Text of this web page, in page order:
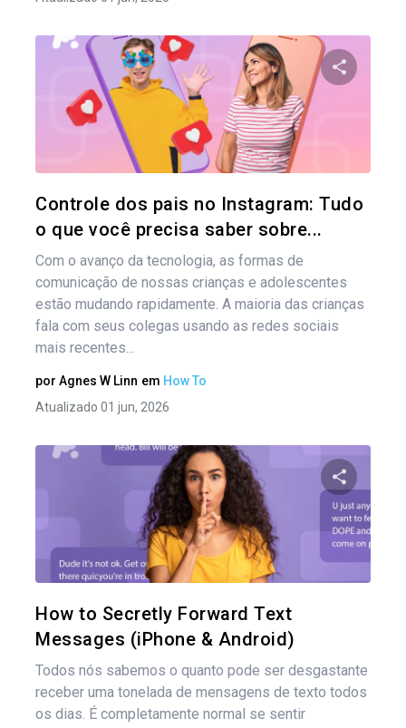
Controle dos pais no Instagram: Tudo
o que você precisa saber sobre...
Com o avanço da tecnologia, as formas de
comunicação de nossas crianças e adolescentes
estão mudando rapidamente. A maioria das crianças
fala com seus colegas usando as redes sociais
mais recentes...
por Agnes W Linn em How To
Atualizado 01 jun, 2026
How to Secretly Forward Text
Messages (iPhone & Android)
Todos nós sabemos o quanto pode ser desgastante
receber uma tonelada de mensagens de texto todos
os dias. É completamente normal se sentir